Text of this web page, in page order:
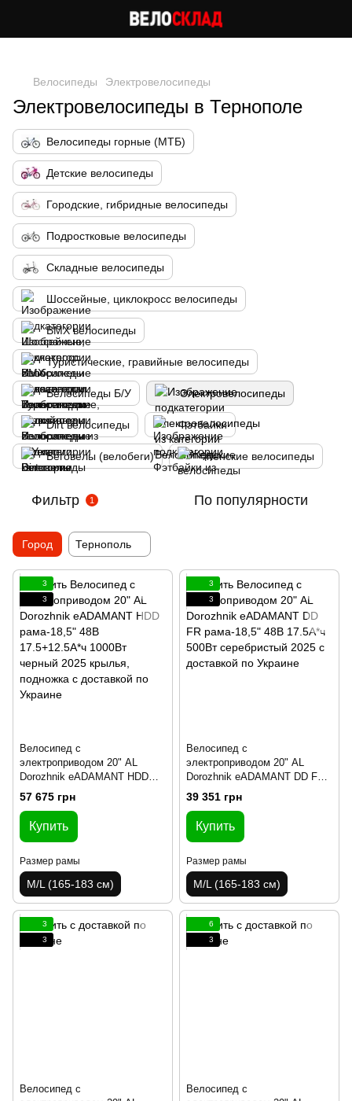
Велосипеды Электровелосипеды
Электровелосипеды в Тернополе
Велосипеды горные (МТБ)
Детские велосипеды
Городские, гибридные велосипеды
Подростковые велосипеды
Складные велосипеды
Шоссейные, циклокросс велосипеды
BMX велосипеды
Туристические, гравийные велосипеды
Велосипеды Б/У Электровелосипеды
Dirt велосипеды Фэтбайки
Беговелы (велобеги) Женские велосипеды
Фильтр 1 По популярности
Город Тернополь
3
3
Велосипед с
электроприводом 20" AL
Dorozhnik eADAMANT HDD
рама-18,5" 48B 17.5+12.5А*ч
1000Вт черный 2025 крылья,
подножка
57 675 грн
Купить
Размер рамы
M/L (165-183 см)
3
3
Велосипед с
электроприводом 20" AL
Dorozhnik eADAMANT DD FR
рама-18,5" 48B 17.5А*ч 500Вт
серебристый 2025
39 351 грн
Купить
Размер рамы
M/L (165-183 см)
3
3
Велосипед с
6
3
Велосипед с